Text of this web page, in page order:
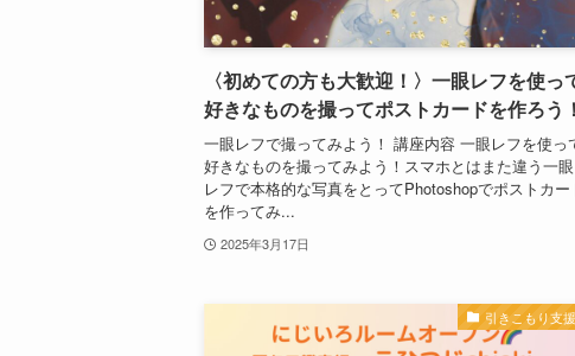
〈初めての方も大歓迎！〉一眼レフを使っ
好きなものを撮ってポストカードを作ろう！
一眼レフで撮ってみよう！ 講座内容 一眼レフを使っ
好きなものを撮ってみよう！スマホとはまた違う一眼
レフで本格的な写真をとってPhotoshopでポストカー
を作ってみ...
2025年3月17日
引きこもり支援